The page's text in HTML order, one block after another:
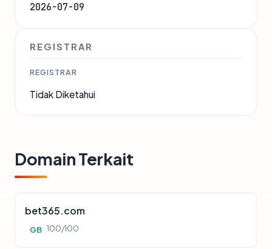
2026-07-09
REGISTRAR
REGISTRAR
Tidak Diketahui
Domain Terkait
bet365.com
GB 100/100